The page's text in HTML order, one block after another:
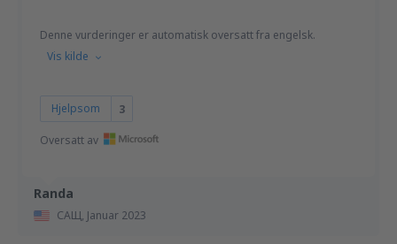
Randa
САЩ, Januar 2023
Denne vurderinger er automatisk oversatt fra engelsk.
Vis kilde
Hjelpsom 3
Oversatt av